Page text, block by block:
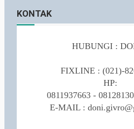
KONTAK
HUBUNGI :
FIXLINE : (021)-
HP:
0811937663 -
E-MAIL :